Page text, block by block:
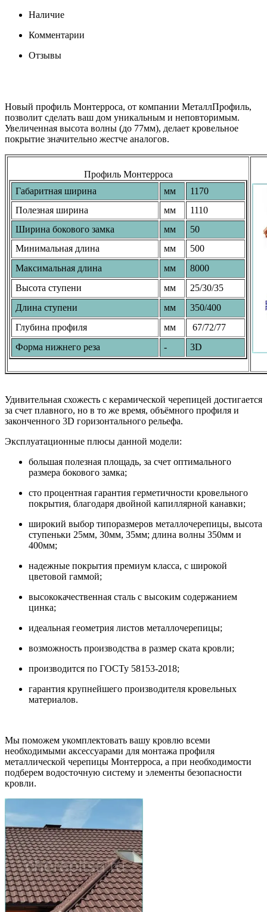
Наличие
Комментарии
Отзывы
Новый профиль Монтерроса, от компании МеталлПрофиль,
позволит сделать ваш дом уникальным и неповторимым.
Увеличенная высота волны (до 77мм), делает кровельное
покрытие значительно жестче аналогов.
Профиль Монтерроса
Габаритная ширина
мм
1170
Полезная ширина
мм
1110
Ширина бокового замка
мм
50
Минимальная длина
мм
500
Максимальная длина
мм
8000
Высота ступени
мм
25/30/35
Длина ступени
мм
350/400
Глубина профиля
мм
67/72/77
Форма нижнего реза
- 3D
Удивительная схожесть с керамической черепицей достигается
за счет плавного, но в то же время, объёмного профиля и
законченного 3D горизонтального рельефа.
Эксплуатационные плюсы данной модели:
большая полезная площадь, за счет оптимального
размера бокового замка;
сто процентная гарантия герметичности кровельного
покрытия, благодаря двойной капиллярной канавки;
широкий выбор типоразмеров металлочерепицы, высота
ступеньки 25мм, 30мм, 35мм; длина волны 350мм и
400мм;
надежные покрытия премиум класса, с широкой
цветовой гаммой;
высококачественная сталь с высоким содержанием
цинка;
идеальная геометрия листов металлочерепицы;
возможность производства в размер ската кровли;
производится по ГОСТу 58153-2018;
гарантия крупнейшего производителя кровельных
материалов.
Мы поможем укомплектовать вашу кровлю всеми
необходимыми аксессуарами для монтажа профиля
металлической черепицы Монтерроса, а при необходимости
подберем водосточную систему и элементы безопасности
кровли.